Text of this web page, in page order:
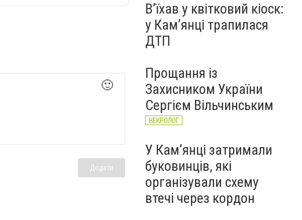
🙂
Додати
Вʼїхав у квітковий кіоск:
у Камʼянці трапилася
ДТП
Прощання із
Захисником України
Сергієм Вільчинським
НЕКРОЛОГ
У Кам’янці затримали
буковинців, які
організували схему
втечі через кордон